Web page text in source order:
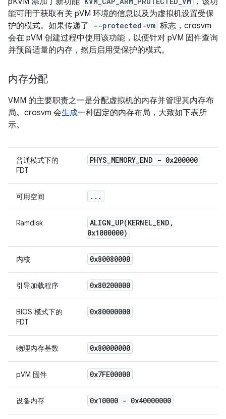
能可用于获取有关 pVM 环境的信息以及为虚拟机设置受保
护的模式。如果传递了
--protected-vm 标志，crosvm
会在 pVM 创建过程中使用该功能，以便针对 pVM 固件查询
并预留适量的内存，然后启用受保护的模式。
内存分配
VMM 的主要职责之一是分配虚拟机的内存并管理其内存布
局。crosvm 会生成一种固定的内存布局，大致如下表所
示。
普通模式下的
FDT
PHYS_MEMORY_END - 0x200000
可用空间 . . .
Ramdisk ALIGN_UP(KERNEL_END ,
0x1000000)
内核 0x80080000
引导加载程序 0x80200000
BIOS 模式下的
FDT
0x80000000
物理内存基数 0x80000000
pVM 固件 0x7FE00000
设备内存 0x10000 - 0x40000000